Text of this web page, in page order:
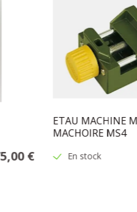
€
ETAU MACHINE
MACHOIRE MS4
En stock